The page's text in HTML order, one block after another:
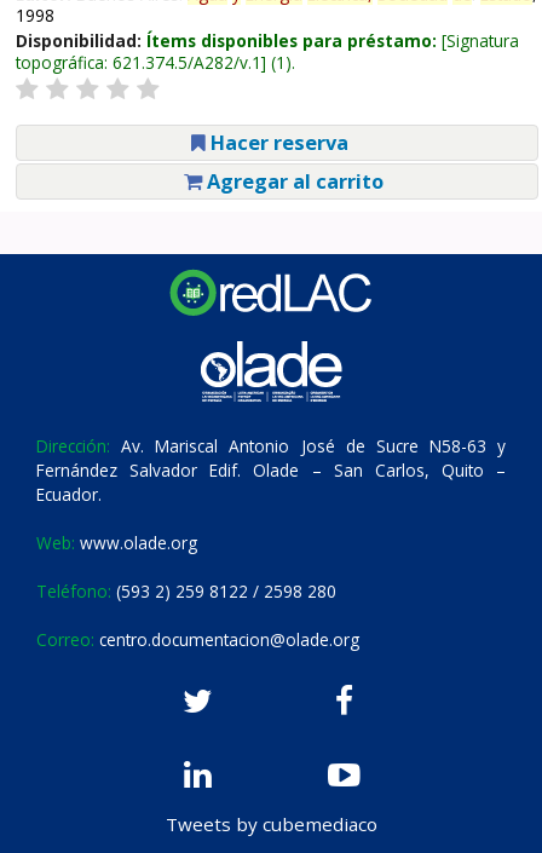
1998
Disponibilidad: Ítems disponibles para préstamo: Signatura
topográfica: 621.374.5/A282/v.1 (1).
Hacer reserva
Agregar al carrito
Dirección: Av. Mariscal Antonio José de Sucre N58-63 y
Fernández Salvador Edif. Olade – San Carlos, Quito –
Ecuador.
Web: www.olade.org
Teléfono: (593 2) 259 8122 / 2598 280
Correo: centro.documentacion@olade.org
Tweets by cubemediaco